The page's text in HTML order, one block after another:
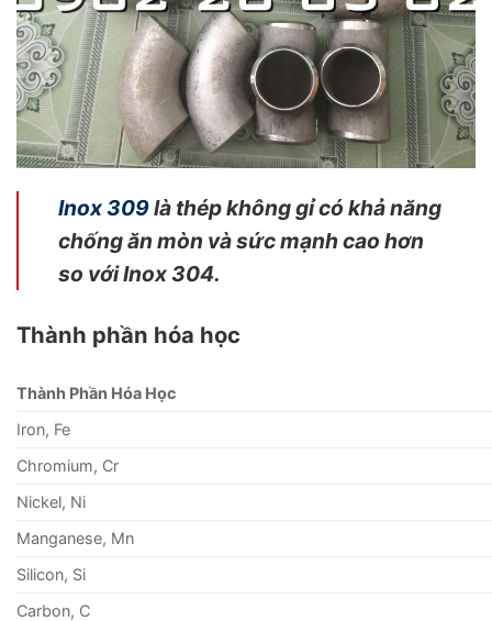
Inox 309là thép không gỉ có khả năng
chống ăn mòn và sức mạnh cao hơn
so với Inox 304.
Thành phần hóa học
Thành Phần Hóa Học
Iron, Fe
Chromium, Cr
Nickel, Ni
Manganese, Mn
Silicon, Si
Carbon, C